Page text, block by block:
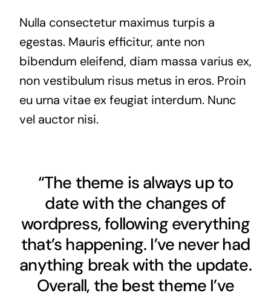
Nulla consectetur maximus turpis a
egestas. Mauris efficitur, ante non
bibendum eleifend, diam massa varius ex,
non vestibulum risus metus in eros. Proin
eu urna vitae ex feugiat interdum. Nunc
vel auctor nisi.
“The theme is always up to
date with the changes of
wordpress, following everything
that’s happening. I’ve never had
anything break with the update.
Overall, the best theme I’ve